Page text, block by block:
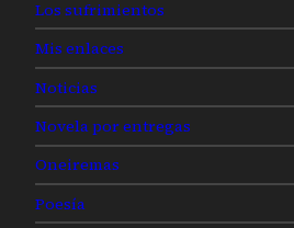
Los sufrimientos
Mis enlaces
Noticias
Novela por entregas
Oneiremas
Poesía